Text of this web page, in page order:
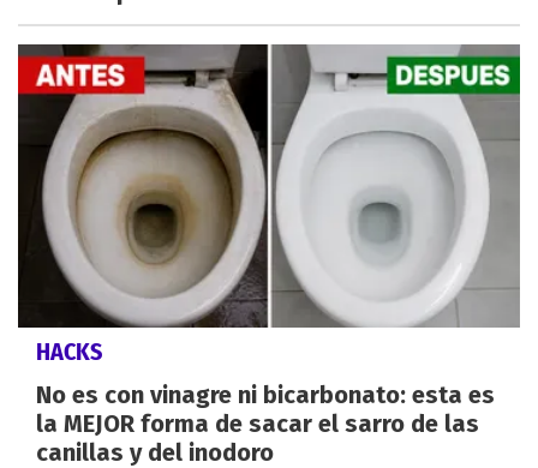
HACKS
No es con vinagre ni bicarbonato: esta es
la MEJOR forma de sacar el sarro de las
canillas y del inodoro